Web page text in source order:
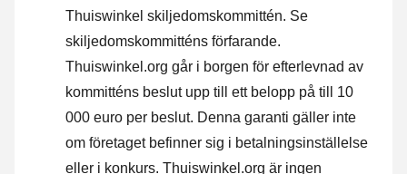
Thuiswinkel skiljedomskommittén. Se
skiljedomskommitténs förfarande.
Thuiswinkel.org går i borgen för efterlevnad av
kommitténs beslut upp till ett belopp på till 10
000 euro per beslut. Denna garanti gäller inte
om företaget befinner sig i betalningsinställelse
eller i konkurs. Thuiswinkel.org är ingen